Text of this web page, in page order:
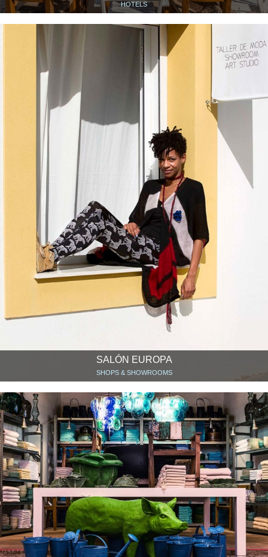
HOTELS
SALÓN EUROPA
SHOPS & SHOWROOMS